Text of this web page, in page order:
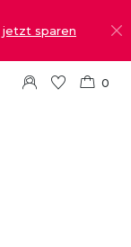
jetzt sparen
0